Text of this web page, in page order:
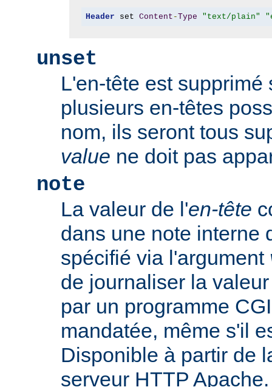
Header set Content -Type "text/plain"
unset
L'en-tête est supprimé
plusieurs en-têtes
nom, ils seront tous
value ne doit pas
note
La valeur de l'en-tête
dans une note interne
spécifié via l'argument
de journaliser la
par un programme
mandatée, même s'il
Disponible à partir de
serveur HTTP Apache.